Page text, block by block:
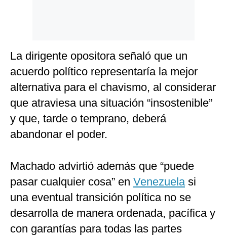
La dirigente opositora señaló que un
acuerdo político representaría la mejor
alternativa para el chavismo, al considerar
que atraviesa una situación “insostenible”
y que, tarde o temprano, deberá
abandonar el poder.
Machado advirtió además que “puede
pasar cualquier cosa” en Venezuelasi
una eventual transición política no se
desarrolla de manera ordenada, pacífica y
con garantías para todas las partes